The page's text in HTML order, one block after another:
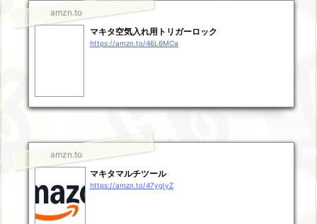
amzn.to
マキタ空気入れ用トリガーロック
https://amzn.to/46L6MCa
amzn.to
マキタマルチツール
https://amzn.to/47ygIyZ